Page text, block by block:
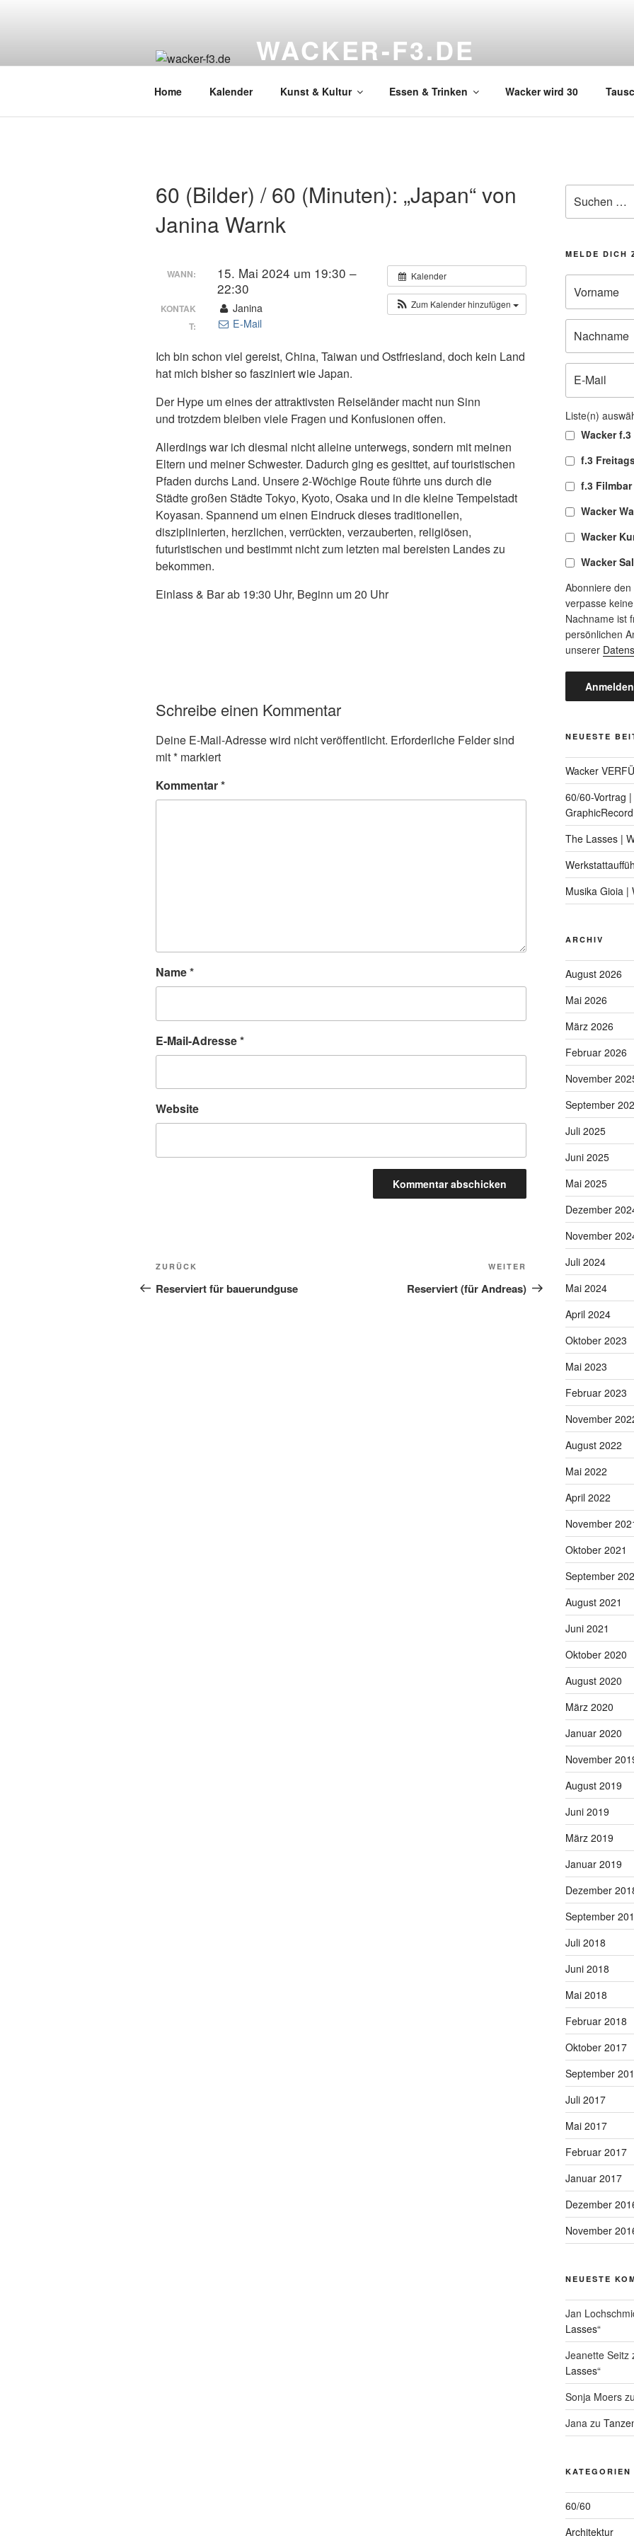
WACKER-F3.DE
Home Kalender Kunst & Kultur Essen & Trinken Wacker wird 30
60 (Bilder) / 60 (Minuten): „Japan“ von
Janina Warnk
Kalender
Zum Kalender hinzufügen
WANN:
15. Mai 2024 um 19:30 –
22:30
KONTAK
T:
Janina
E-Mail
Ich bin schon viel gereist, China, Taiwan und Ostfriesland, doch kein Land
hat mich bisher so fasziniert wie Japan.
Der Hype um eines der attraktivsten Reiseländer macht nun Sinn
und trotzdem bleiben viele Fragen und Konfusionen offen.
Allerdings war ich diesmal nicht alleine unterwegs, sondern mit meinen
Eltern und meiner Schwester. Dadurch ging es gesittet, auf touristischen
Pfaden durchs Land. Unsere 2-Wöchige Route führte uns durch die
Städte großen Städte Tokyo, Kyoto, Osaka und in die kleine Tempelstadt
Koyasan. Spannend um einen Eindruck dieses traditionellen,
disziplinierten, herzlichen, verrückten, verzauberten, religiösen,
futuristischen und bestimmt nicht zum letzten mal bereisten Landes zu
bekommen.
Einlass & Bar ab 19:30 Uhr, Beginn um 20 Uhr
Schreibe einen Kommentar
Deine E-Mail-Adresse wird nicht veröffentlicht. Erforderliche Felder sind
mit* markiert
Kommentar*
Name*
E-Mail-Adresse*
Website
Beitragsnavigation
Vorheriger
Beitrag
ZURÜCK
Reserviert für bauerundguse
Nächster
Beitrag
WEITER
Reserviert (für Andreas)
nach:
MELDE DICH
Liste(n)
Wacker
f.3
f.3 Filmbar
Wacker
Wacker
Wacker
Abonniere
verpasse
Nachname ist
persönlichen
unserer
NEUESTE
Wacker
60/60-Vortrag
The Lasses |
Musika Gioia |
ARCHIV
August 2026
Mai 2026
März 2026
Februar 2026
November
September
Juli 2025
Juni 2025
Mai 2025
Dezember
November
Juli 2024
Mai 2024
April 2024
Oktober 2023
Mai 2023
Februar 2023
November
August 2022
Mai 2022
April 2022
November
Oktober 2021
September
August 2021
Juni 2021
Oktober 2020
August 2020
März 2020
Januar 2020
November
August 2019
Juni 2019
März 2019
Januar 2019
Dezember
September
Juli 2018
Juni 2018
Mai 2018
Februar 2018
Oktober 2017
September
Juli 2017
Mai 2017
Februar 2017
Januar 2017
Dezember
November
NEUESTE
Jan
Lasses“
Jeanette Seitz
Lasses“
Sonja Moers
Jana zu
KATEGORIEN
60/60
Architektur